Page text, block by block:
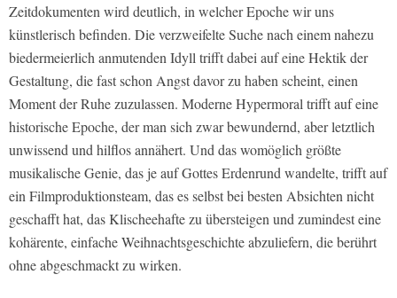
Zeitdokumenten wird deutlich, in welcher Epoche wir uns
künstlerisch befinden. Die verzweifelte Suche nach einem nahezu
biedermeierlich anmutenden Idyll trifft dabei auf eine Hektik der
Gestaltung, die fast schon Angst davor zu haben scheint, einen
Moment der Ruhe zuzulassen. Moderne Hypermoral trifft auf eine
historische Epoche, der man sich zwar bewundernd, aber letztlich
unwissend und hilflos annähert. Und das womöglich größte
musikalische Genie, das je auf Gottes Erdenrund wandelte, trifft auf
ein Filmproduktionsteam, das es selbst bei besten Absichten nicht
geschafft hat, das Klischeehafte zu übersteigen und zumindest eine
kohärente, einfache Weihnachtsgeschichte abzuliefern, die berührt
ohne abgeschmackt zu wirken.